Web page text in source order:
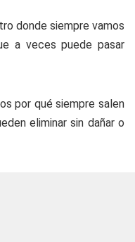
donde siempre vamos
a veces puede pasar
por qué siempre salen
eliminar sin dañar o